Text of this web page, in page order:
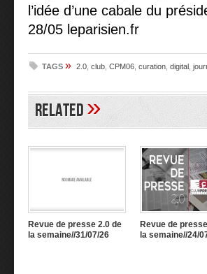
l’idée d’une cabale du
28/05 leparisien.fr
TAGS » 2.0 club CPM06 curation digital
Related»
Revue de presse 2.0 de
la semaine//31/07/26
Revue de
la semaine//24/